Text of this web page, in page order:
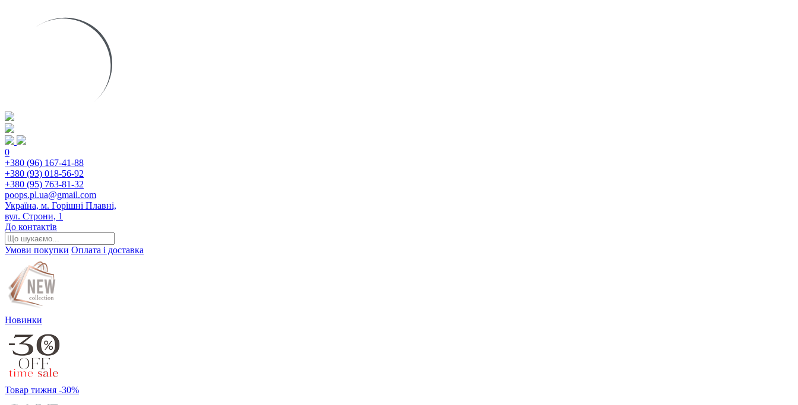
0
+380 (96) 167-41-88
+380 (93) 018-56-92
+380 (95) 763-81-32
poops.pl.ua@gmail.com
Україна, м. Горішні Плавні,
вул. Строни, 1
До контактів
Умови покупки Оплата і доставка
Новинки
Товар тижня -30%